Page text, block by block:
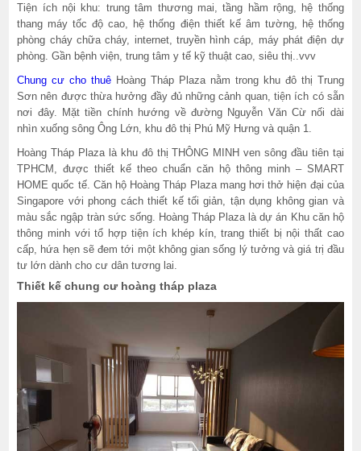
Tiện ích nội khu: trung tâm thương mai, tầng hầm rộng, hệ thống
thang máy tốc độ cao, hệ thống điện thiết kế âm tường, hệ thống
phòng cháy chữa cháy, internet, truyền hình cáp, máy phát điện dự
phòng. Gần bệnh viện, trung tâm y tế kỹ thuật cao, siêu thị..vvv
Chung cư cho thuê Hoàng Tháp Plaza nằm trong khu đô thị Trung
Sơn nên được thừa hưởng đầy đủ những cảnh quan, tiện ích có sẵn
nơi đây. Mặt tiền chính hướng về đường Nguyễn Văn Cừ nối dài
nhìn xuống sông Ông Lớn, khu đô thị Phú Mỹ Hưng và quận 1.
Hoàng Tháp Plaza là khu đô thị THÔNG MINH ven sông đầu tiên tại
TPHCM, được thiết kế theo chuẩn căn hộ thông minh – SMART
HOME quốc tế. Căn hộ Hoàng Tháp Plaza mang hơi thở hiện đại của
Singapore với phong cách thiết kế tối giản, tận dụng không gian và
màu sắc ngập tràn sức sống. Hoàng Tháp Plaza là dự án Khu căn hộ
thông minh với tổ hợp tiện ích khép kín, trang thiết bị nội thất cao
cấp, hứa hẹn sẽ đem tới một không gian sống lý tưởng và giá trị đầu
tư lớn dành cho cư dân tương lai.
Thiết kế chung cư hoàng tháp plaza